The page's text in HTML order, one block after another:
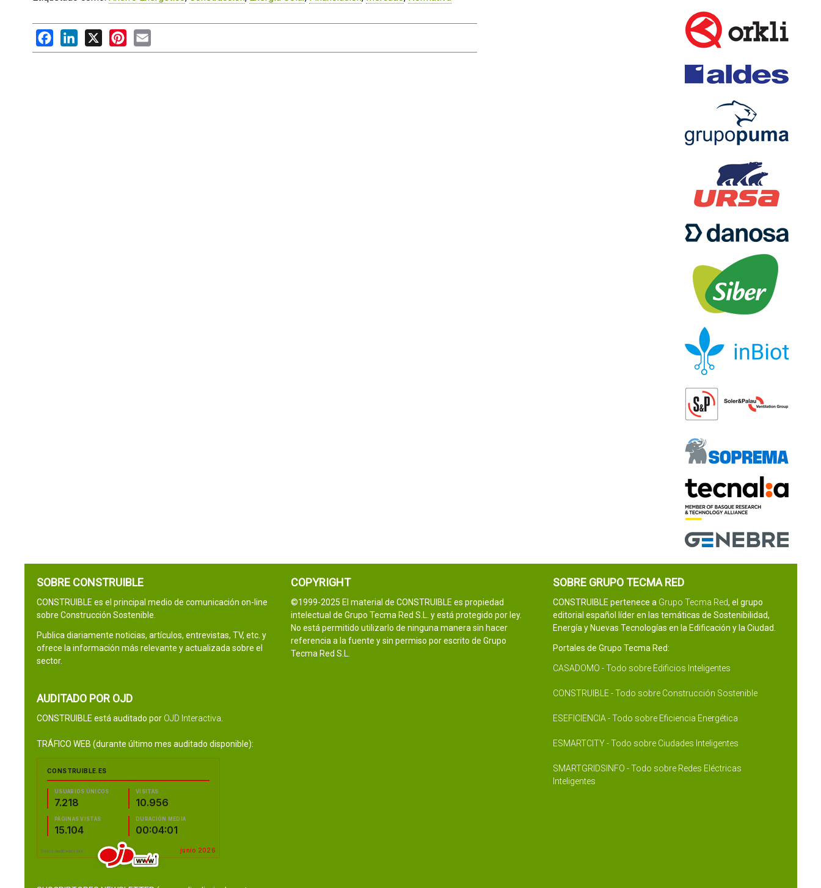
FacebookLinkedIn
X PinterestEmail
SOBRE CONSTRUIBLE
CONSTRUIBLE es el principal medio de comunicación on-line
sobre Construcción Sostenible.
Publica diariamente noticias, artículos, entrevistas, TV, etc. y
ofrece la información más relevante y actualizada sobre el
sector.
AUDITADO POR OJD
CONSTRUIBLE está auditado por OJD Interactiva
TRÁFICO WEB (durante último mes auditado disponible):
COPYRIGHT
©1999-2025 El material de CONSTRUIBLE es propiedad
intelectual de Grupo Tecma Red S.L. y está protegido por ley.
No está permitido utilizarlo de ninguna manera sin hacer
referencia a la fuente y sin permiso por escrito de Grupo
Tecma Red S.L.
SOBRE GRUPO TECMA RED
CONSTRUIBLE pertenece a Grupo Tecma Red, el grupo
editorial español líder en las temáticas de Sostenibilidad,
Energía y Nuevas Tecnologías en la Edificación y la Ciudad.
Portales de Grupo Tecma Red:
CASADOMO - Todo sobre Edificios Inteligentes
CONSTRUIBLE - Todo sobre Construcción Sostenible
ESEFICIENCIA - Todo sobre Eficiencia Energética
ESMARTCITY - Todo sobre Ciudades Inteligentes
SMARTGRIDSINFO - Todo sobre Redes Eléctricas
Inteligentes